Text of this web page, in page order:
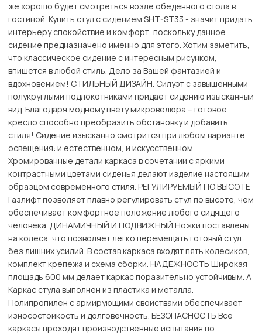
же хорошо будет смотреться возле обеденного стола в
гостиной. Купить стул с сидением SHT-ST33 - значит придать
интерьеру спокойствие и комфорт, поскольку данное
сидение предназначено именно для этого. Хотим заметить,
что классическое сидение с интересным рисунком,
впишется в любой стиль. Дело за Вашей фантазией и
вдохновением! СТИЛЬНЫЙ ДИЗАЙН. Силуэт с завышенными
полукруглыми подлокотниками придает сидению изысканный
вид. Благодаря модному цвету микровелюра – готовое
кресло способно преобразить обстановку и добавить
стиля! Сидение изысканно смотрится при любом варианте
освещения: и естественном, и искусственном.
Хромированные детали каркаса в сочетании с яркими
контрастными цветами сиденья делают изделие настоящим
образцом современного стиля. РЕГУЛИРУЕМЫЙ ПО ВЫСОТЕ
Газлифт позволяет плавно регулировать стул по высоте, чем
обеспечивает комфортное положение любого сидящего
человека. ДИНАМИЧНЫЙ И ПОДВИЖНЫЙ Ножки поставлены
на колеса, что позволяет легко перемещать готовый стул
без лишних усилий. В состав каркаса входят пять колесиков,
комплект крепежа и схема сборки. НАДЕЖНОСТЬ Широкая
площадь 600 мм делает каркас поразительно устойчивым. А
Каркас стула выполнен из пластика и металла.
Полипропилен с армирующими свойствами обеспечивает
износостойкость и долговечность. БЕЗОПАСНОСТЬ Все
каркасы проходят производственные испытания по